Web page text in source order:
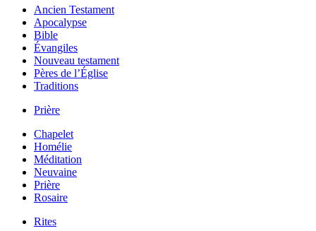
Ancien Testament
Apocalypse
Bible
Évangiles
Nouveau testament
Pères de l’Église
Traditions
Prière
Chapelet
Homélie
Méditation
Neuvaine
Prière
Rosaire
Rites